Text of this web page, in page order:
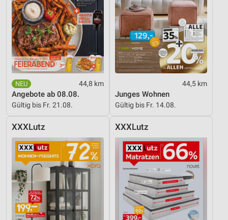
44,8 km
Angebote ab 08.08.
Gültig bis Fr. 21.08.
44,5 km
Junges Wohnen
Gültig bis Fr. 14.08.
XXXLutz XXXLutz